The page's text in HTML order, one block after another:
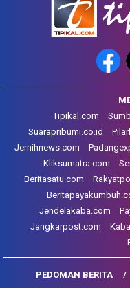
Tipikal.com
Suarapribumi.co.id
Jernihnews.com
Kliksumatra.com
Beritasatu.com
Jendelakaba.com
Jangkarpost.com
PEDOMAN BERITA